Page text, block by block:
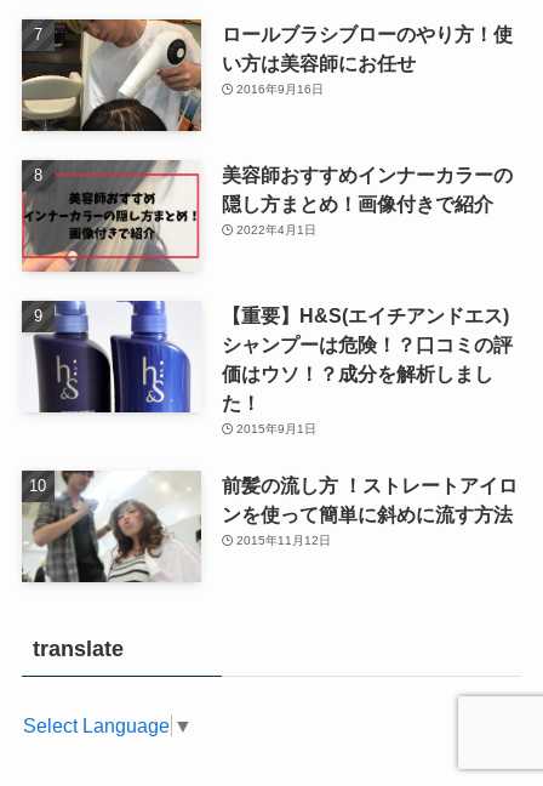
ロールブラシブローのやり方！使
い方は美容師にお任せ
2016年9月16日
美容師おすすめインナーカラーの
隠し方まとめ！画像付きで紹介
2022年4月1日
【重要】H&S(エイチアンドエス)
シャンプーは危険！？口コミの評
価はウソ！？成分を解析しまし
た！
2015年9月1日
前髪の流し方 ！ストレートアイロ
ンを使って簡単に斜めに流す方法
2015年11月12日
translate
Select Language ▼